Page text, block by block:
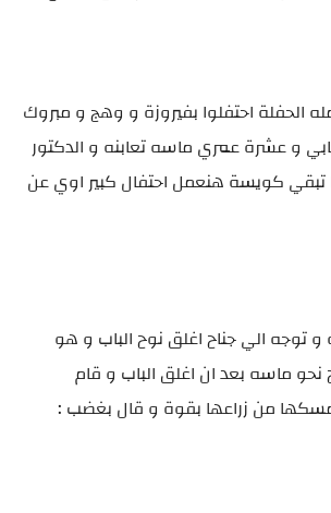
الحفلة احتفلوا بفيروزة و وهج و مبروك
و عشرة عمري ماسه تعابنه و الدكتور
تبقي كويسة هنعمل احتفال كبير اوي عن
توجه الي جناح اغلق نوح الباب و هو
نحو ماسه بعد ان اغلق الباب و قام
من زراعها بقوة و قال بغضب :